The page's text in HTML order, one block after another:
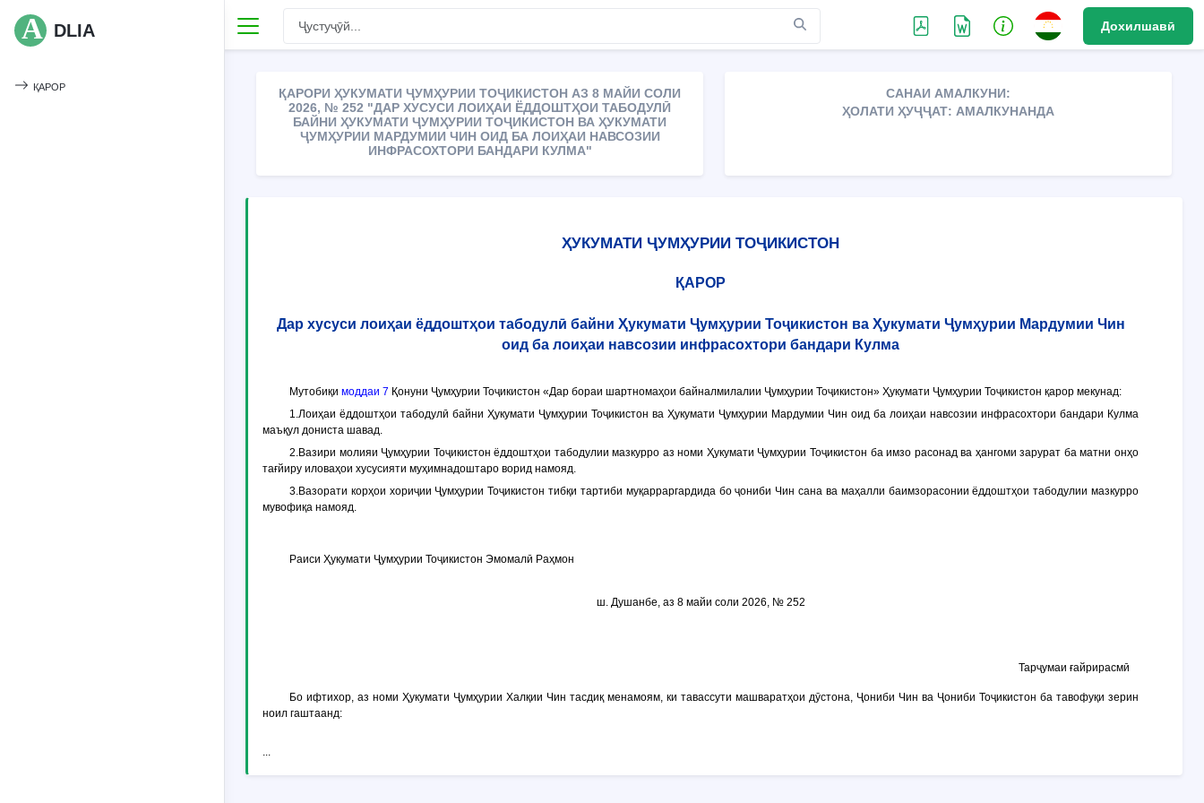
Дохилшавӣ
DLIA
ҚАРОР
ҚАРОРИ ҲУКУМАТИ ҶУМҲУРИИ ТОҶИКИСТОН АЗ 8 МАЙИ СОЛИ
2026, № 252 "ДАР ХУСУСИ ЛОИҲАИ ЁДДОШТҲОИ ТАБОДУЛӢ
БАЙНИ ҲУКУМАТИ ҶУМҲУРИИ ТОҶИКИСТОН ВА ҲУКУМАТИ
ҶУМҲУРИИ МАРДУМИИ ЧИН ОИД БА ЛОИҲАИ НАВСОЗИИ
ИНФРАСОХТОРИ БАНДАРИ КУЛМА"
САНАИ АМАЛКУНИ:
ҲОЛАТИ ҲУҶҶАТ: АМАЛКУНАНДА
ҲУКУМАТИ ҶУМҲУРИИ ТОҶИКИСТОН
ҚАРОР
Дар хусуси лоиҳаи ёддоштҳои табодулӣ байни Ҳукумати Ҷумҳурии Тоҷикистон ва Ҳукумати Ҷумҳурии Мардумии Чин
оид ба лоиҳаи навсозии инфрасохтори бандари Кулма
Мутобиқи моддаи 7 Қонуни Ҷумҳурии Тоҷикистон «Дар бораи шартномаҳои байналмилалии Ҷумҳурии Тоҷикистон» Ҳукумати Ҷумҳурии Тоҷикистон қарор мекунад:
1.Лоиҳаи ёддоштҳои табодулӣ байни Ҳукумати Ҷумҳурии Тоҷикистон ва Ҳукумати Ҷумҳурии Мардумии Чин оид ба лоиҳаи навсозии инфрасохтори бандари Кулма
маъқул дониста шавад.
2.Вазири молияи Ҷумҳурии Тоҷикистон ёддоштҳои табодулии мазкурро аз номи Ҳукумати Ҷумҳурии Тоҷикистон ба имзо расонад ва ҳангоми зарурат ба матни онҳо
тағйиру иловаҳои хусусияти муҳимнадоштаро ворид намояд.
3.Вазорати корҳои хориҷии Ҷумҳурии Тоҷикистон тибқи тартиби муқарраргардида бо ҷониби Чин сана ва маҳалли баимзорасонии ёддоштҳои табодулии мазкурро
мувофиқа намояд.
Раиси Ҳукумати Ҷумҳурии Тоҷикистон Эмомалӣ Раҳмон
ш. Душанбе, аз 8 майи соли 2026, № 252
Тарҷумаи ғайрирасмӣ
Бо ифтихор, аз номи Ҳукумати Ҷумҳурии Халқии Чин тасдиқ менамоям, ки тавассути машваратҳои дӯстона, Ҷониби Чин ва Ҷониби Тоҷикистон ба тавофуқи зерин
ноил гаштаанд:
...